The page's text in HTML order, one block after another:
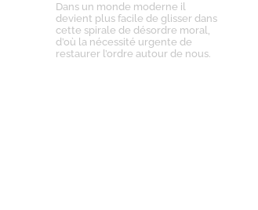
Dans un monde moderne il
devient plus facile de glisser dans
cette spirale de désordre moral,
d’où la nécessité urgente de
restaurer l’ordre autour de nous.